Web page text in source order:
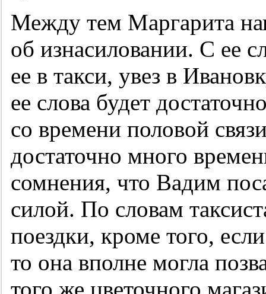
Между тем Маргарита
об изнасиловании. С ее
ее в такси, увез в
ее слова будет
со времени половой
достаточно много
сомнения, что Вадим
силой. По словам
поездки, кроме того,
то она вполне могла